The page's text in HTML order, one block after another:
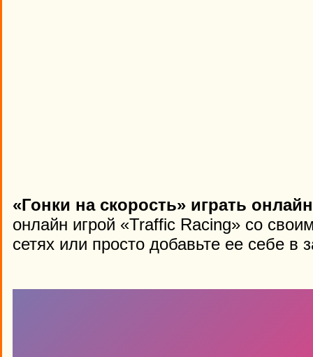
«Гонки на скорость» играть
онлайн игрой «Traffic Racing» со
сетях или просто добавьте ее себе в